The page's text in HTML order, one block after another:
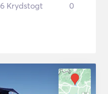
6 Krydstogt 0